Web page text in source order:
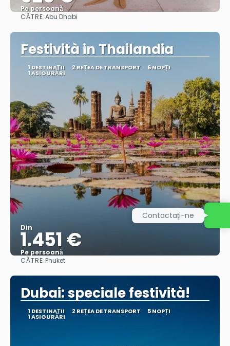
Pe persoană
CĂTRE:Abu Dhabi
Festività in Thailandia
1 DESTINAŢII 2 REȚEA DE TRANSPORT 6 NOPȚI
1 ASIGURĂRI
Din
1.451 €
Pe persoană
CĂTRE:Phuket
Dubai: speciale festività!
1 DESTINAŢII 2 REȚEA DE TRANSPORT 5 NOPȚI
1 ASIGURĂRI
Contactați-ne